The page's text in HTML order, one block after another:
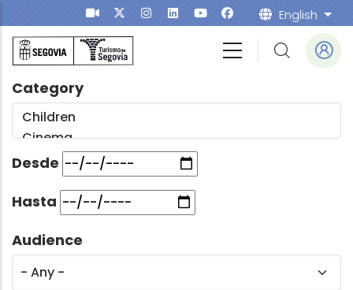
Skip to main content English List
Category
Desde
Hasta
Audience